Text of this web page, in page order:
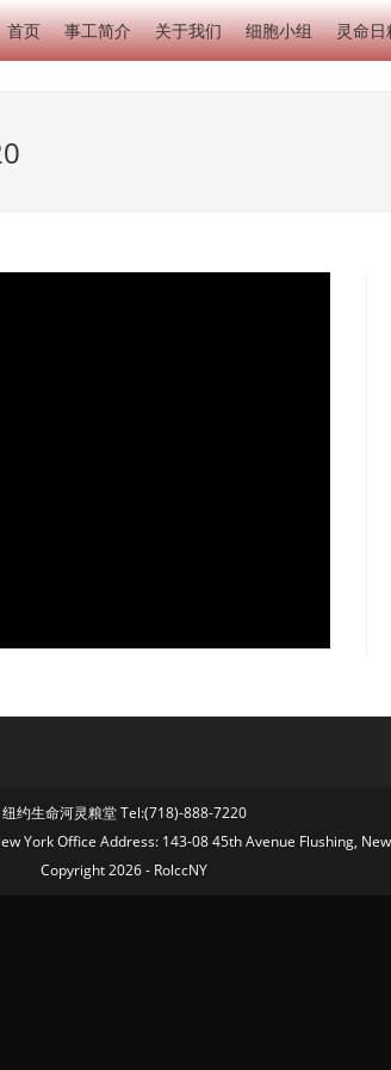
首页 事工简介 关于我们 细胞小组 灵命日
纽约生命河灵粮堂 Tel:(718)-888-7220
York Office Address: 143-08 45th Avenue Flushing,
Copyright 2026 - RolccNY